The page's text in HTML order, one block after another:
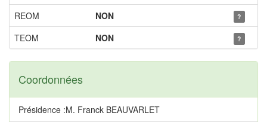
REOM
NON ?
TEOM NON ?
Coordonnées
Présidence :M. Franck BEAUVARLET